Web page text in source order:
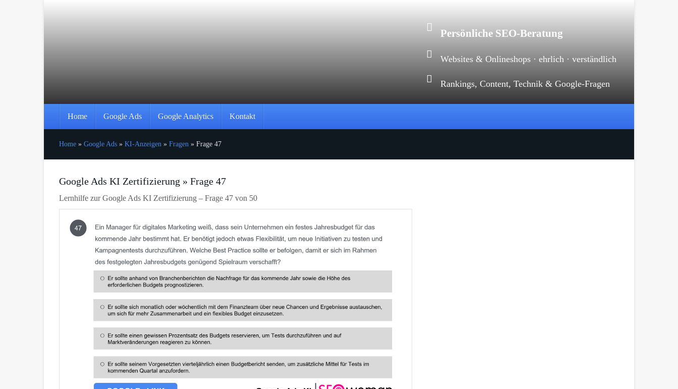
Persönliche SEO-Beratung
Websites & Onlineshops · ehrlich · verständlich
Rankings, Content, Technik & Google-Fragen
Home Google Ads Google Analytics Kontakt
Home » Google Ads » KI-Anzeigen » Fragen » Frage 47
Google Ads KI Zertifizierung » Frage 47
Lernhilfe zur Google Ads KI Zertifizierung – Frage 47 von 50